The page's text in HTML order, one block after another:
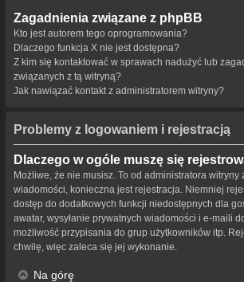
Zagadnienia związane z phpBB
Kto jest autorem tego oprogramowania?
Dlaczego funkcja X nie jest dostępna?
Z kim się kontaktować w sprawach nadużyć lub
związanych z tą witryną?
Jak nawiązać kontakt z administratorem witryny?
Problemy z logowaniem i rejestracją
Dlaczego w ogóle muszę się
Możliwe, że nie musisz. To od administratora witryny
wiadomości, konieczna jest rejestracja. Niemniej
dostęp do dodatkowych funkcji niedostępnych dla
awatar, wysyłanie prywatnych wiadomości i e-maili
możliwość przypisania do grup użytkowników itp.
chwilę, więc zaleca się jej wykonanie.
Na górę